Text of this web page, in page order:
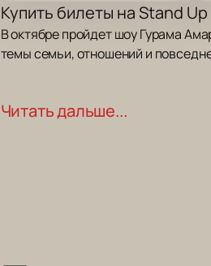
Купить билеты на Stand
В октябре пройдет шоу Гурама
темы семьи, отношений и
Мероприятие состоится 17
самоиронию и рассказывает
Читать дальше...